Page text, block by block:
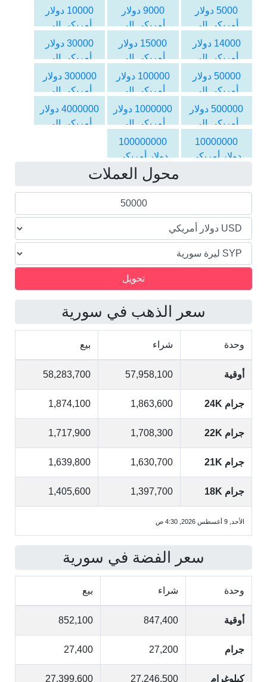
الليرة السورية
الليرة السورية
الليرة السورية
5000 دولار
أمريكي الى
الليرة السورية
9000 دولار
أمريكي الى
الليرة السورية
10000 دولار
أمريكي الى
الليرة السورية
14000 دولار
أمريكي الى
الليرة السورية
15000 دولار
أمريكي الى
الليرة السورية
30000 دولار
أمريكي الى
الليرة السورية
50000 دولار
أمريكي الى
الليرة السورية
100000 دولار
أمريكي الى
الليرة السورية
300000 دولار
أمريكي الى
الليرة السورية
500000 دولار
أمريكي الى
الليرة السورية
1000000 دولار
أمريكي الى
الليرة السورية
4000000 دولار
أمريكي الى
10000000
دولار أمريكي
100000000
دولار أمريكي
الى الليرة
السورية
محول العملات
سعر الذهب في سورية
وحدة شراء بيع
أوقية 57,958,100
58,283,700
جرام 24K 1,863,600
1,874,100
جرام 22K 1,708,300
1,717,900
جرام 21K 1,630,700
1,639,800
جرام 18K 1,397,700
1,405,600
الأحد, 9 أغسطس 2026, 4:30 ص
سعر الفضة في سورية
وحدة شراء بيع
أوقية 847,400
852,100
جرام 27,200
27,400
كيلوغرام 27,246,500
27,399,600